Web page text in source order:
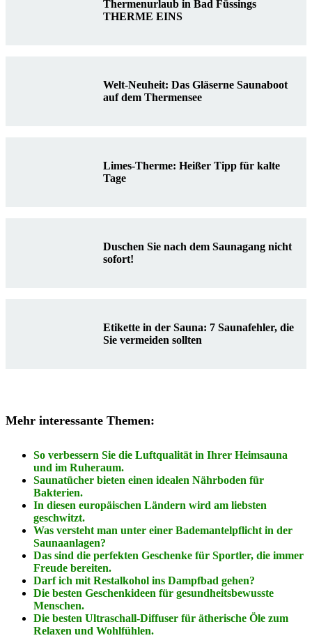
Thermenurlaub in Bad Füssings
THERME EINS
Welt-Neuheit: Das Gläserne Saunaboot
auf dem Thermensee
Limes-Therme: Heißer Tipp für kalte
Tage
Duschen Sie nach dem Saunagang nicht
sofort!
Etikette in der Sauna: 7 Saunafehler, die
Sie vermeiden sollten
Mehr interessante Themen:
So verbessern Sie die Luftqualität in Ihrer Heimsauna
und im Ruheraum.
Saunatücher bieten einen idealen Nährboden für
Bakterien.
In diesen europäischen Ländern wird am liebsten
geschwitzt.
Was versteht man unter einer Bademantelpflicht in der
Saunaanlagen?
Das sind die perfekten Geschenke für Sportler, die immer
Freude bereiten.
Darf ich mit Restalkohol ins Dampfbad gehen?
Die besten Geschenkideen für gesundheitsbewusste
Menschen.
Die besten Ultraschall-Diffuser für ätherische Öle zum
Relaxen und Wohlfühlen.